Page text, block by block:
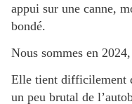
appui sur une canne,
bondé.
Nous sommes en
Elle tient difficilement
un peu brutal de